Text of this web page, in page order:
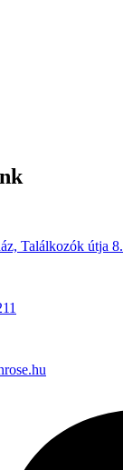
Találkozók útja 8.